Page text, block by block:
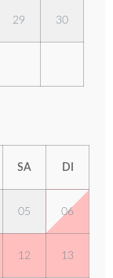
29 30
SA DI
05 06
12 13